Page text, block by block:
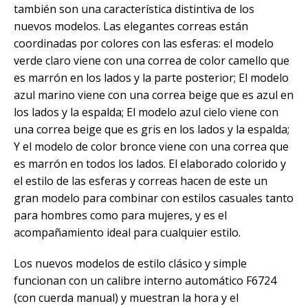
también son una característica distintiva de los
nuevos modelos. Las elegantes correas están
coordinadas por colores con las esferas: el modelo
verde claro viene con una correa de color camello que
es marrón en los lados y la parte posterior; El modelo
azul marino viene con una correa beige que es azul en
los lados y la espalda; El modelo azul cielo viene con
una correa beige que es gris en los lados y la espalda;
Y el modelo de color bronce viene con una correa que
es marrón en todos los lados. El elaborado colorido y
el estilo de las esferas y correas hacen de este un
gran modelo para combinar con estilos casuales tanto
para hombres como para mujeres, y es el
acompañamiento ideal para cualquier estilo.
Los nuevos modelos de estilo clásico y simple
funcionan con un calibre interno automático F6724
(con cuerda manual) y muestran la hora y el